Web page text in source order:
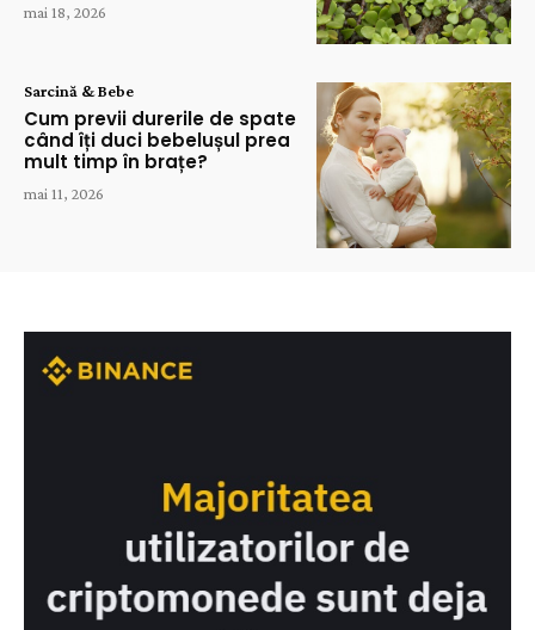
mai 18, 2026
Sarcină & Bebe
Cum previi durerile de spate
când îți duci bebelușul prea
mult timp în brațe?
mai 11, 2026